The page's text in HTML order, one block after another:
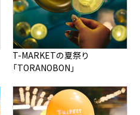
T-MARKETの夏祭り
「TORANOBON」